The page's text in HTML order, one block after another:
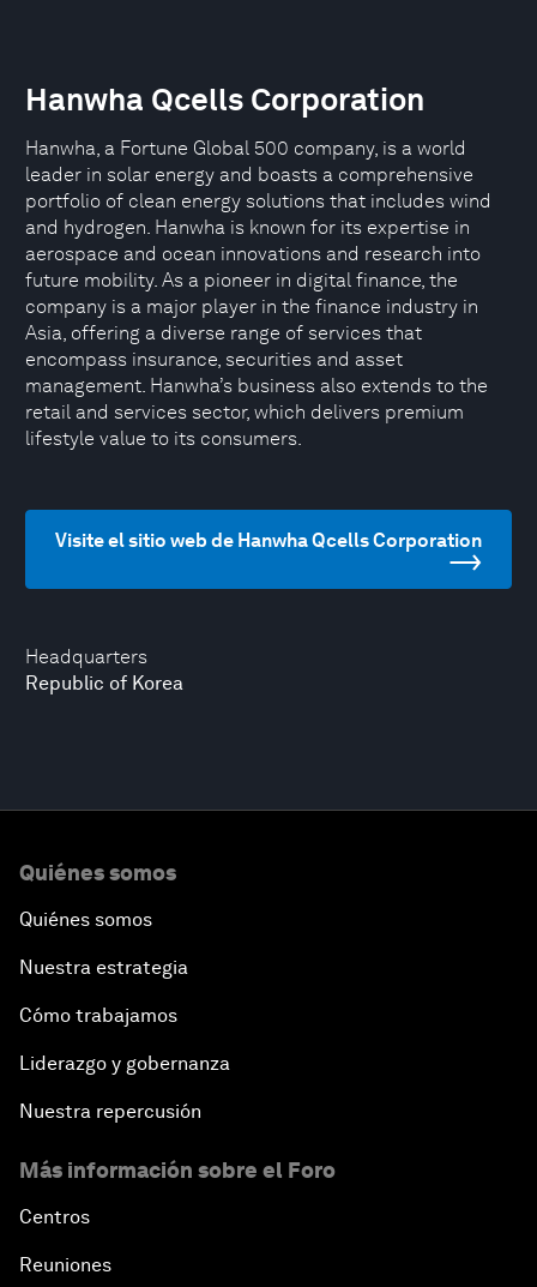
Headquarters
Republic of Korea
Hanwha Qcells Corporation
Hanwha, a Fortune Global 500 company, is a world
leader in solar energy and boasts a comprehensive
portfolio of clean energy solutions that includes wind
and hydrogen. Hanwha is known for its expertise in
aerospace and ocean innovations and research into
future mobility. As a pioneer in digital finance, the
company is a major player in the finance industry in
Asia, offering a diverse range of services that
encompass insurance, securities and asset
management. Hanwha’s business also extends to the
retail and services sector, which delivers premium
lifestyle value to its consumers.
Visite el sitio web de Hanwha Qcells Corporation
Quiénes somos
Quiénes somos
Nuestra estrategia
Cómo trabajamos
Liderazgo y gobernanza
Nuestra repercusión
Más información sobre el Foro
Centros
Reuniones